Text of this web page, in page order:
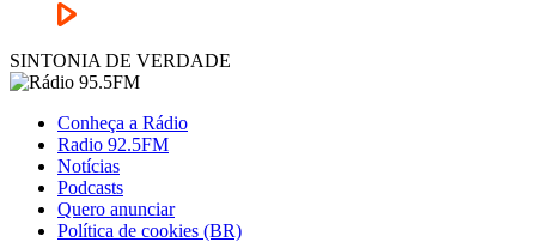
SINTONIA DE VERDADE
Conheça a Rádio
Radio 92.5FM
Notícias
Podcasts
Quero anunciar
Política de cookies (BR)